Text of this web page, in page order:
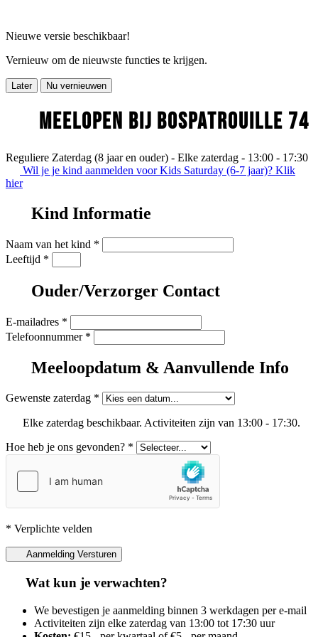
Nieuwe versie beschikbaar!
Vernieuw om de nieuwste functies te krijgen.
Later Nu vernieuwen
MEELOPEN BIJ BOSPATROUILLE 74
Reguliere Zaterdag (8 jaar en ouder) - Elke zaterdag - 13:00 - 17:30
Wil je je kind aanmelden voor Kids Saturday (6-7 jaar)? Klik
hier
Kind Informatie
Naam van het kind *
Leeftijd *
Ouder/Verzorger Contact
E-mailadres *
Telefoonnummer *
Meeloopdatum & Aanvullende Info
Gewenste zaterdag *
Elke zaterdag beschikbaar. Activiteiten zijn van 13:00 - 17:30.
Hoe heb je ons gevonden? *
* Verplichte velden
Aanmelding Versturen
Wat kun je verwachten?
We bevestigen je aanmelding binnen 3 werkdagen per e-mail
Activiteiten zijn elke zaterdag van 13:00 tot 17:30 uur